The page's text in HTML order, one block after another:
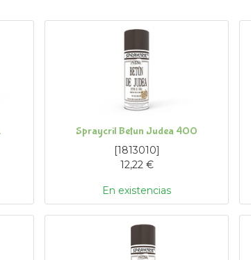
Spraycril Betun Judea 400
[1813010]
12,22€
En existencias